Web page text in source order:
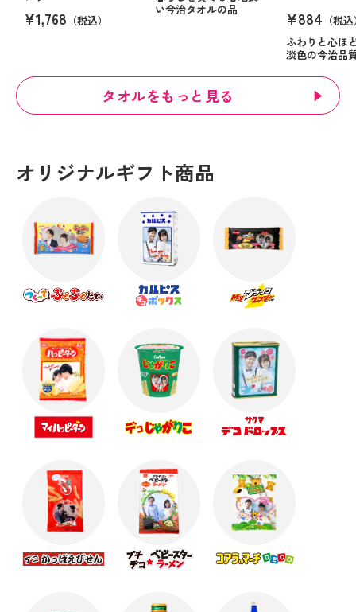
¥1,768 （税込）
い今治タオルの品
¥884 （税
ふわりと心ほ
淡色の今治品
タオルをもっと見る
オリジナルギフト商品